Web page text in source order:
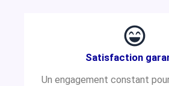
Satisfaction
Un engagement constant